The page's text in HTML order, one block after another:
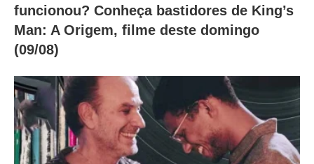
funcionou? Conheça bastidores de King’s
Man: A Origem, filme deste domingo
(09/08)